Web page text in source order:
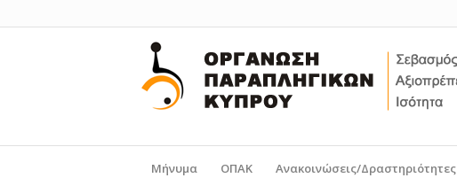
Μήνυμα ΟΠΑΚ Ανακοινώσεις/Δραστηριότητες